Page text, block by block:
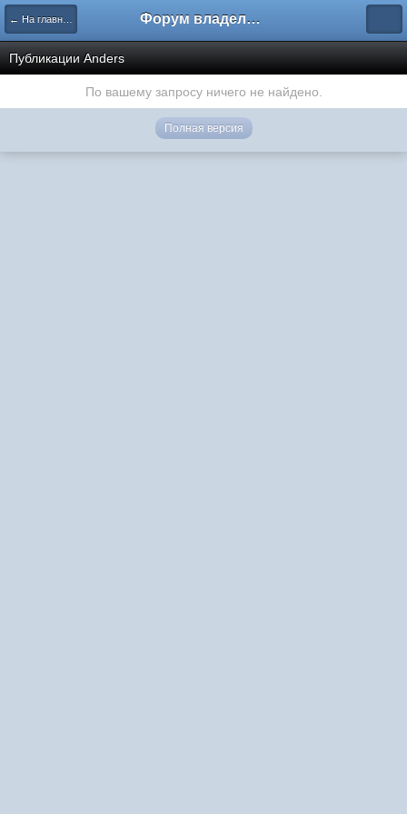
← На главную Форум владельцев интернет-магазинов
Публикации Anders
По вашему запросу ничего не найдено.
Полная версия